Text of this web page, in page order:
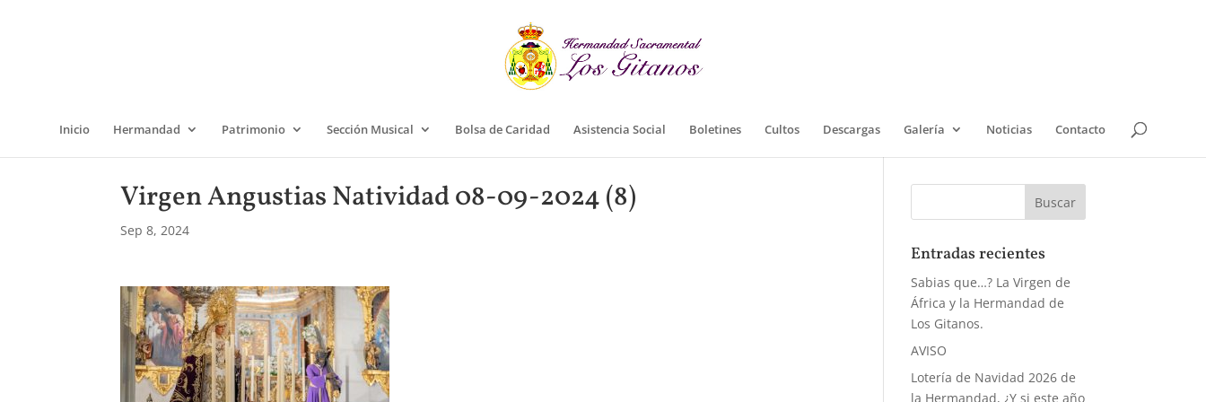
Inicio Hermandad Patrimonio Sección Musical Bolsa de Caridad Asistencia Social Boletines Cultos Descargas Galería Noticias Contacto
Virgen Angustias Natividad 08-09-2024 (8)
Sep 8, 2024
Entradas recientes
Sabias que…? La Virgen de
África y la Hermandad de
Los Gitanos.
AVISO
Lotería de Navidad 2026 de
la Hermandad, ¿Y si este año